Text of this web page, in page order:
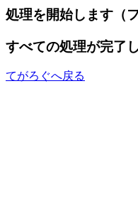
処理を開始します（
すべての処理が完了
てがろぐへ戻る